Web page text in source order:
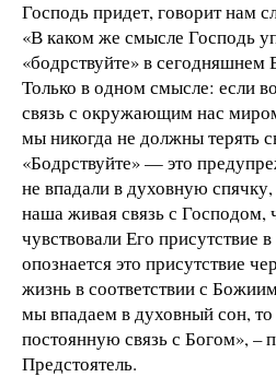
Господь придет, говорит нам
«В каком же смысле Господь
«бодрствуйте» в сегодняшнем
Только в одном смысле: если
связь с окружающим нас
мы никогда не должны терять
«Бодрствуйте» — это
не впадали в духовную
наша живая связь с Господом,
чувствовали Его присутствие
опознается это присутствие
жизнь в соответствии с
мы впадаем в духовный сон,
постоянную связь с Богом», –
Предстоятель.